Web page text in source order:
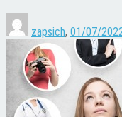
zapsich, 01/07/